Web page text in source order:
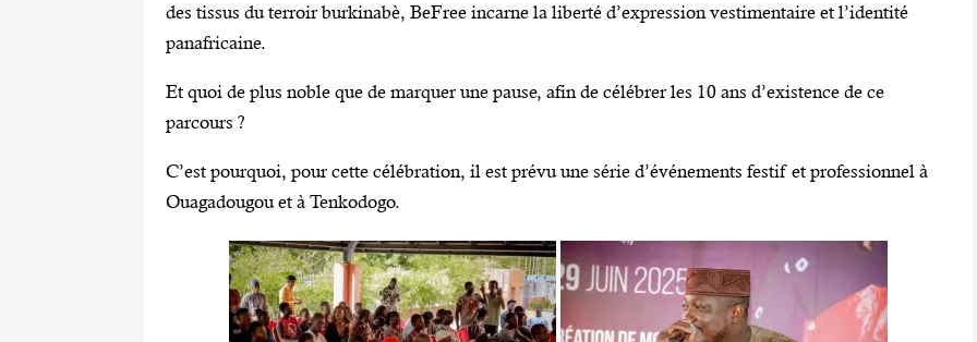
des tissus du terroir burkinabè, BeFree incarne la liberté d’expression vestimentaire et l’identité
panafricaine.
Et quoi de plus noble que de marquer une pause, afin de célébrer les 10 ans d’existence de ce
parcours ?
C’est pourquoi, pour cette célébration, il est prévu une série d’événements festif et professionnel à
Ouagadougou et à Tenkodogo.